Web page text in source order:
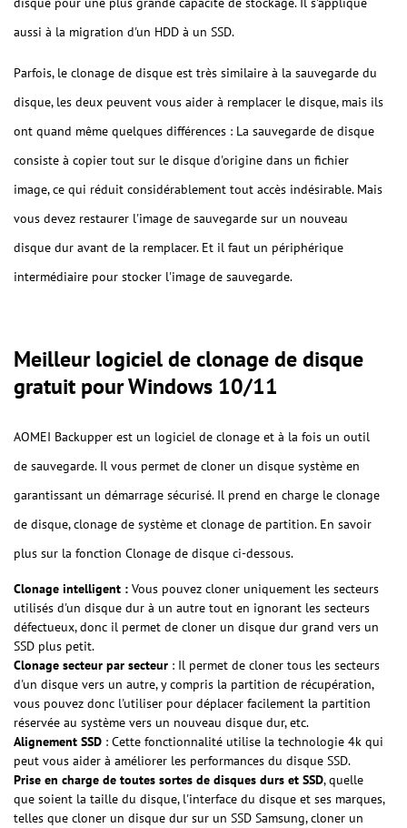
aussi à la migration d'un HDD à un SSD.
Parfois, le clonage de disque est très similaire à la sauvegarde du
disque, les deux peuvent vous aider à remplacer le disque, mais ils
ont quand même quelques différences : La sauvegarde de disque
consiste à copier tout sur le disque d'origine dans un fichier
image, ce qui réduit considérablement tout accès indésirable. Mais
vous devez restaurer l'image de sauvegarde sur un nouveau
disque dur avant de la remplacer. Et il faut un périphérique
intermédiaire pour stocker l'image de sauvegarde.
Meilleur logiciel de clonage de disque
gratuit pour Windows 10/11
AOMEI Backupper est un logiciel de clonage et à la fois un outil
de sauvegarde. Il vous permet de cloner un disque système en
garantissant un démarrage sécurisé. Il prend en charge le clonage
de disque, clonage de système et clonage de partition. En savoir
plus sur la fonction Clonage de disque ci-dessous.
Clonage intelligent : Vous pouvez cloner uniquement les secteurs
utilisés d'un disque dur à un autre tout en ignorant les secteurs
défectueux, donc il permet de cloner un disque dur grand vers un
SSD plus petit.
Clonage secteur par secteur : Il permet de cloner tous les secteurs
d'un disque vers un autre, y compris la partition de récupération,
vous pouvez donc l'utiliser pour déplacer facilement la partition
réservée au système vers un nouveau disque dur, etc.
Alignement SSD : Cette fonctionnalité utilise la technologie 4k qui
peut vous aider à améliorer les performances du disque SSD.
Prise en charge de toutes sortes de disques durs et SSD, quelle
que soient la taille du disque, l'interface du disque et ses marques,
telles que cloner un disque dur sur un SSD Samsung, cloner un